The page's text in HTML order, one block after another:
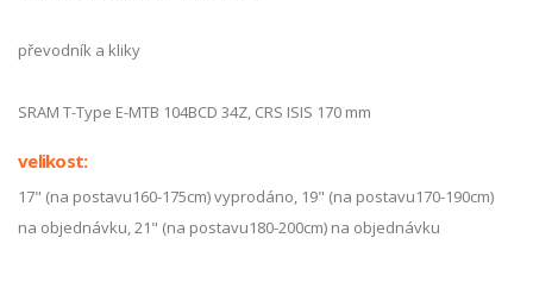
převodník a kliky
SRAM T-Type E-MTB 104BCD 34Z, CRS ISIS 170 mm
velikost:
17" (na postavu160-175cm) vyprodáno, 19" (na postavu170-190cm)
na objednávku, 21" (na postavu180-200cm) na objednávku